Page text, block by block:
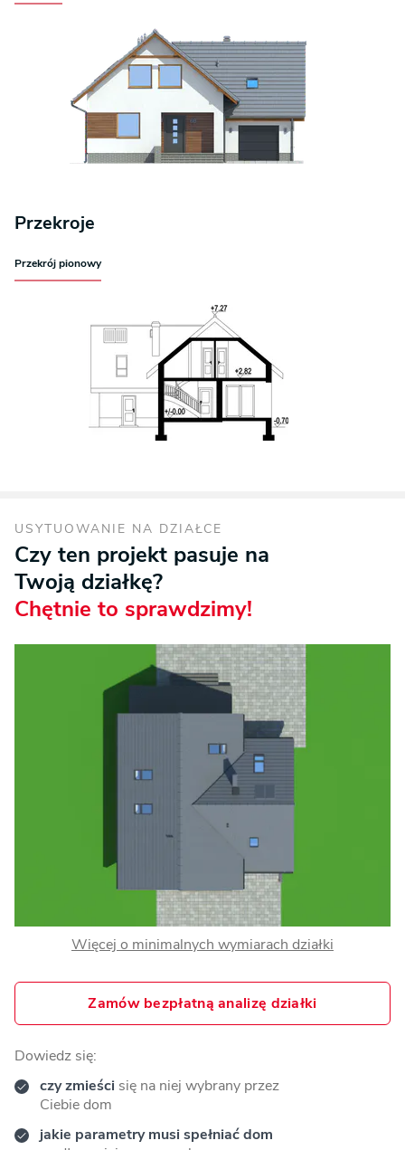
Przekroje
Przekrój pionowy
USYTUOWANIE NA DZIAŁCE
Czy ten projekt pasuje na
Twoją działkę?
Chętnie to sprawdzimy!
Więcej o minimalnych wymiarach działki
Zamów bezpłatną analizę działki
Dowiedz się:
czy zmieści się na niej wybrany przez
Ciebie dom
jakie parametry musi spełniać dom